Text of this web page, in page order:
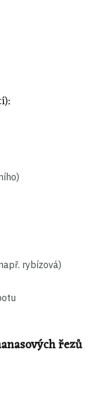
rybízová)
řezů